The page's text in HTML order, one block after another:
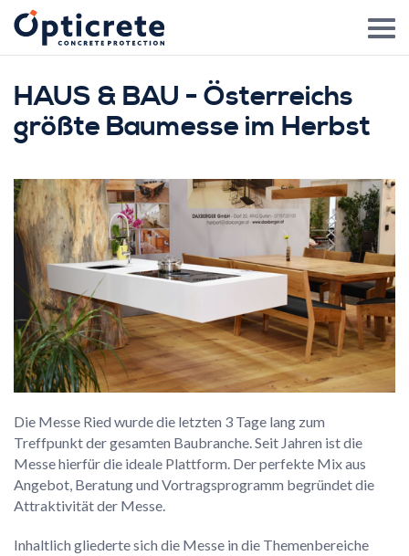
HAUS & BAU - Österreichs
größte Baumesse im Herbst
Die Messe Ried wurde die letzten 3 Tage lang zum
Treffpunkt der gesamten Baubranche. Seit Jahren ist die
Messe hierfür die ideale Plattform. Der perfekte Mix aus
Angebot, Beratung und Vortragsprogramm begründet die
Attraktivität der Messe.
Inhaltlich gliederte sich die Messe in die Themenbereiche